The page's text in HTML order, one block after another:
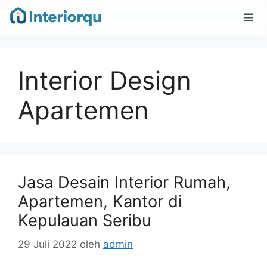
Interior Design
Apartemen
Jasa Desain Interior Rumah,
Apartemen, Kantor di
Kepulauan Seribu
29 Juli 2022 oleh admin